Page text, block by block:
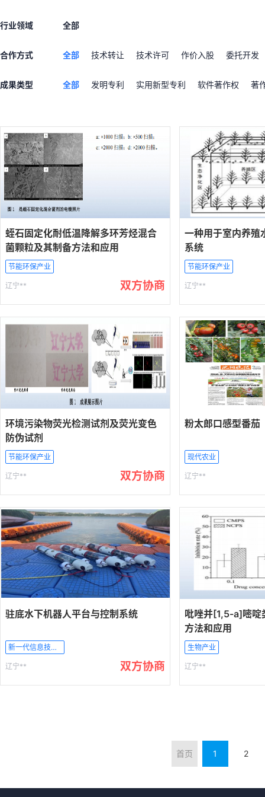
行业领域 全部
合作方式 全部 技术转让 技术许可 作价入股 委托开发
成果类型 全部 发明专利 实用新型专利 软件著作权 著
蛭石固定化耐低温降解多环芳烃混合
菌颗粒及其制备方法和应用
节能环保产业
辽宁** 双方协商
一种用于室内养殖
系统
节能环保产业
辽宁**
环境污染物荧光检测试剂及荧光变色
防伪试剂
节能环保产业
辽宁** 双方协商
粉太郎口感型番茄
现代农业
辽宁**
驻底水下机器人平台与控制系统
新一代信息技术产业
辽宁** 双方协商
吡唑并[1,5-a]嘧啶
方法和应用
生物产业
辽宁**
首页 1 2